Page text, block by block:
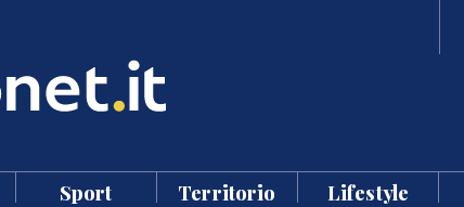
Sport Territorio Lifestyle